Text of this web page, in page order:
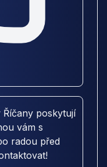
poskytují
vám s
radou před